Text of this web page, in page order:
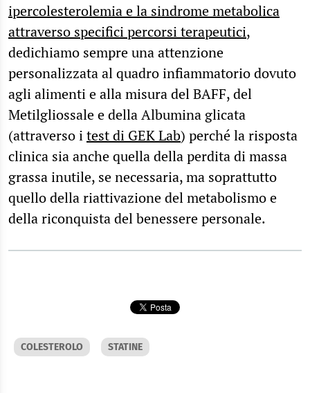
ipercolesterolemia e la sindrome metabolica
attraverso specifici percorsi terapeutici,
dedichiamo sempre una attenzione
personalizzata al quadro infiammatorio dovuto
agli alimenti e alla misura del BAFF, del
Metilgliossale e della Albumina glicata
(attraverso itest di GEK Lab) perché la risposta
clinica sia anche quella della perdita di massa
grassa inutile, se necessaria, ma soprattutto
quello della riattivazione del metabolismo e
della riconquista del benessere personale.
COLESTEROLO STATINE